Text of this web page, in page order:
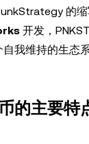
的
开发，
我维持的生态
的主要特